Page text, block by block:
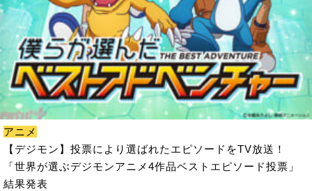
アニメ
【デジモン】投票により選ばれたエピソードをTV放送！
「世界が選ぶデジモンアニメ4作品ベストエピソード投票」
結果発表